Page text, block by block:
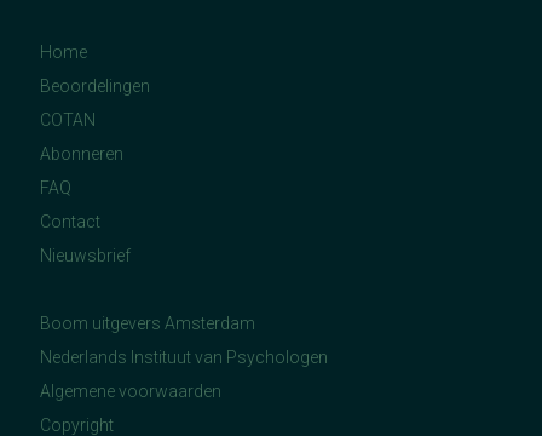
Home
Beoordelingen
COTAN
Abonneren
FAQ
Contact
Nieuwsbrief
Boom uitgevers Amsterdam
Nederlands Instituut van Psychologen
Algemene voorwaarden
Copyright